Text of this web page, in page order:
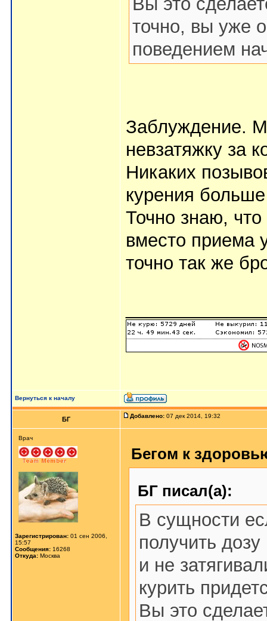
точно, вы уже
поведением
Заблуждение.
невзатяжку за
Никаких
курения
Точно знаю, что
вместо приема
точно так же
Вернуться к началу
БГ Добавлено: 07 дек 2014, 19:32
Врач
Зарегистрирован: 01 сен 2006,
15:57
Сообщения: 16268
Откуда: Москва
Бегом к
БГ писал(а):
В сущности
получить
и не
курить
Вы это